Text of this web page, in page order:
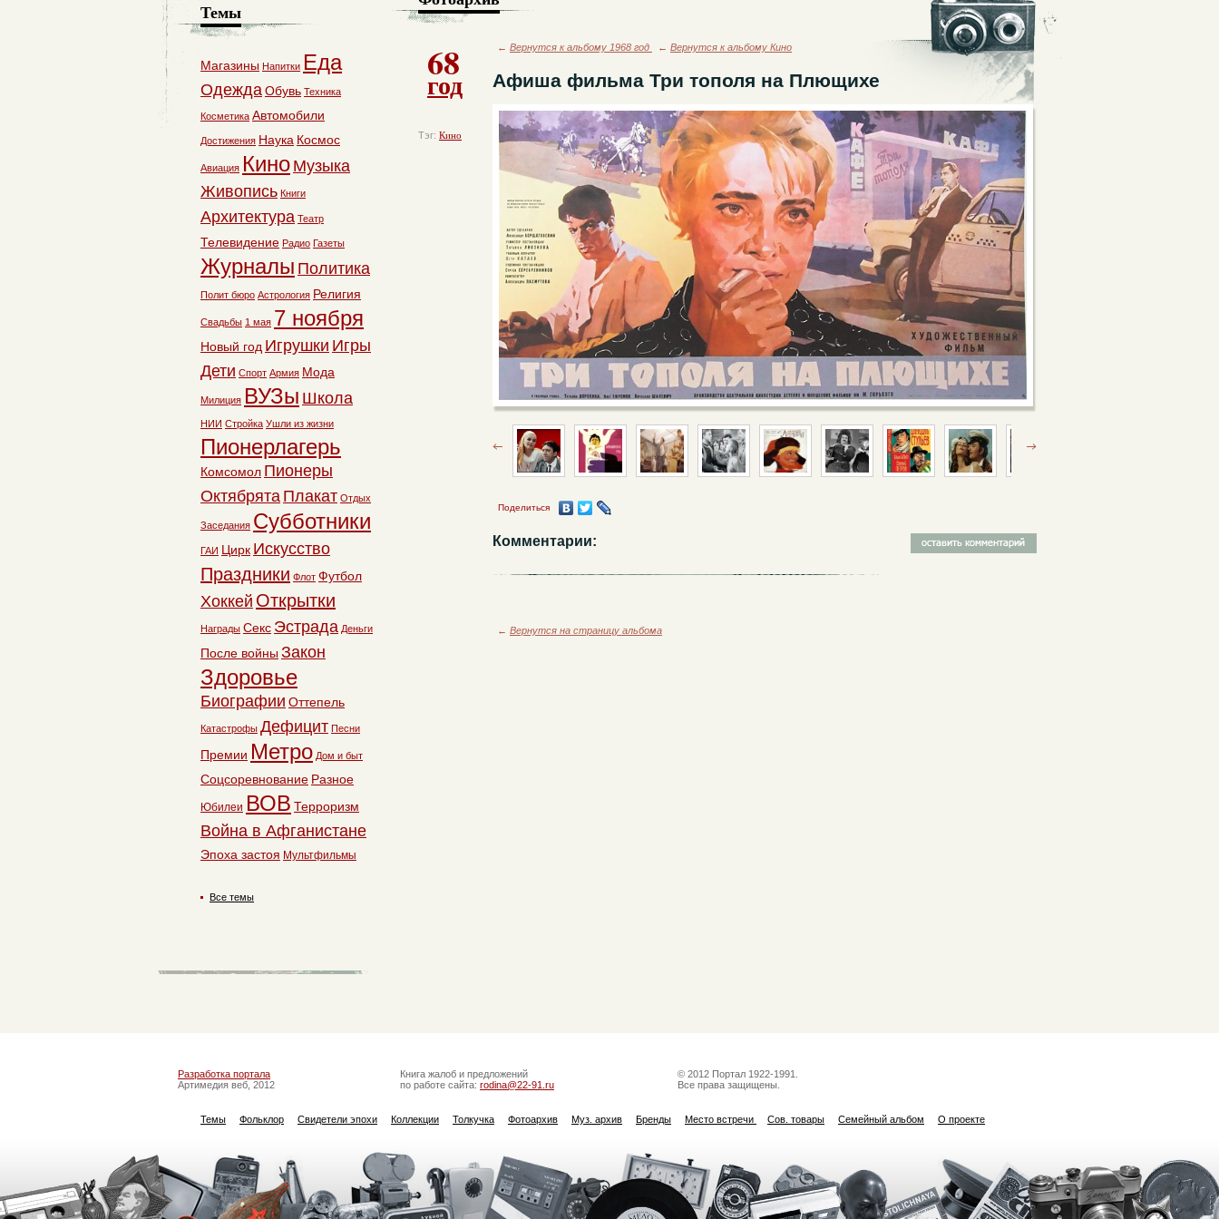
68
год
Тэг: Кино
← Вернутся к альбому 1968 год ← Вернутся к альбому Кино
Афиша фильма Три тополя на Плющихе
Поделиться
Комментарии:
← Вернутся на страницу альбома
Темы
Магазины Напитки Еда
ОдеждаОбувь Техника
Косметика Автомобили
Достижения Наука Космос
Авиация Кино Музыка
Живопись Книги
Архитектура Театр
Телевидение Радио Газеты
Журналы Политика
Полит бюро Астрология Религия
Свадьбы 1 мая 7 ноября
Новый год Игрушки Игры
Дети Спорт Армия Мода
Милиция ВУЗы Школа
НИИ Стройка Ушли из жизни
Пионерлагерь
Комсомол Пионеры
Октябрята Плакат Отдых
Заседания Субботники
ГАИ Цирк Искусство
Праздники Флот Футбол
Хоккей Открытки
Награды Секс Эстрада Деньги
После войны Закон
Здоровье
Биографии Оттепель
Катастрофы Дефицит Песни
Премии Метро Дом и быт
Соцсоревнование Разное
Юбилеи ВОВ Терроризм
Война в Афганистане
Эпоха застоя Мультфильмы
Все темы
Разработка портала
Артимедия веб, 2012
Книга жалоб и предложений
по работе сайта: rodina@22-91.ru
© 2012 Портал 1922-1991.
Все права защищены.
Темы Фольклор Свидетели эпохи Коллекции Толкучка Фотоархив Муз. архив Бренды Место встречи Сов. товары Семейный альбом О проекте